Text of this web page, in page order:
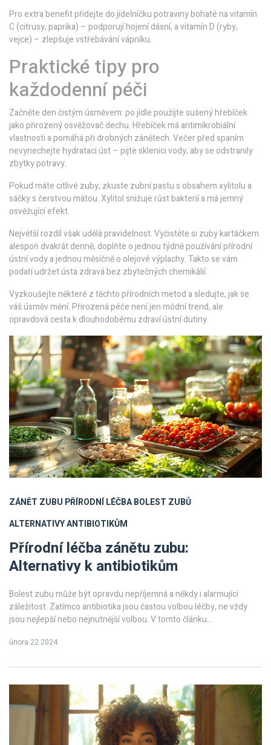
Pro extra benefit přidejte do jídelníčku potraviny bohaté na vitamín
C (citrusy, paprika) – podporují hojení dásní, a vitamín D (ryby,
vejce) – zlepšuje vstřebávání vápníku.
Praktické tipy pro
každodenní péči
Začněte den čistým úsměvem: po jídle použijte sušený hřebíček
jako přirozený osvěžovač dechu. Hřebíček má antimikrobiální
vlastnosti a pomáhá při drobných zánětech. Večer před spaním
nevynechejte hydrataci úst – pijte sklenici vody, aby se odstranily
zbytky potravy.
Pokud máte citlivé zuby, zkuste zubní pastu s obsahem xylitolu a
sáčky s čerstvou mátou. Xylitol snižuje růst bakterií a má jemný
osvěžující efekt.
Největší rozdíl však udělá pravidelnost. Vyčistěte si zuby kartáčkem
alespoň dvakrát denně, doplňte o jednou týdně používání přírodní
ústní vody a jednou měsíčně o olejové výplachy. Takto se vám
podaří udržet ústa zdravá bez zbytečných chemikálií.
Vyzkoušejte některé z těchto přírodních metod a sledujte, jak se
váš úsměv mění. Přirozená péče není jen módní trend, ale
opravdová cesta k dlouhodobému zdraví ústní dutiny.
ZÁNĚT ZUBU PŘÍRODNÍ LÉČBABOLEST ZUBŮ
ALTERNATIVY ANTIBIOTIKŮM
Přírodní léčba zánětu zubu:
Alternativy k antibiotikům
Bolest zubu může být opravdu nepříjemná a někdy i alarmující
záležitost. Zatímco antibiotika jsou častou volbou léčby, ne vždy
jsou nejlepší nebo nejnutnější volbou. V tomto článku
které mohou poskytnout úlevu bez použití farmaceutických
ústní zdraví a potenciálně předejít budoucím zánětům.
února 22 2024